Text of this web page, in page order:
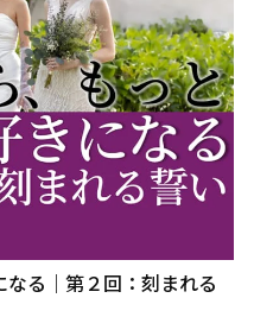
る｜第２回：刻まれる